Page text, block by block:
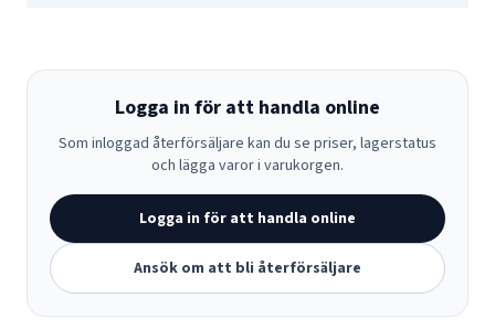
Logga in för att handla online
Som inloggad återförsäljare kan du se priser, lagerstatus
och lägga varor i varukorgen.
Logga in för att handla online
Ansök om att bli återförsäljare